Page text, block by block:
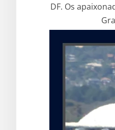
DF. Os